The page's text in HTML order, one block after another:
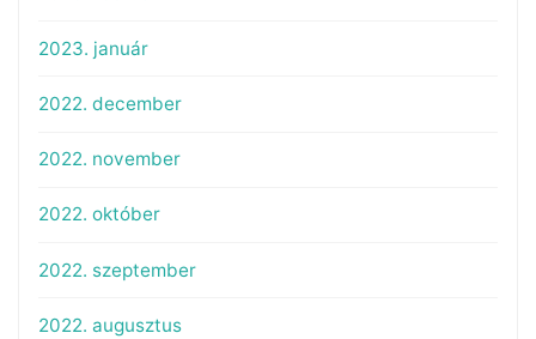
2023. január
2022. december
2022. november
2022. október
2022. szeptember
2022. augusztus